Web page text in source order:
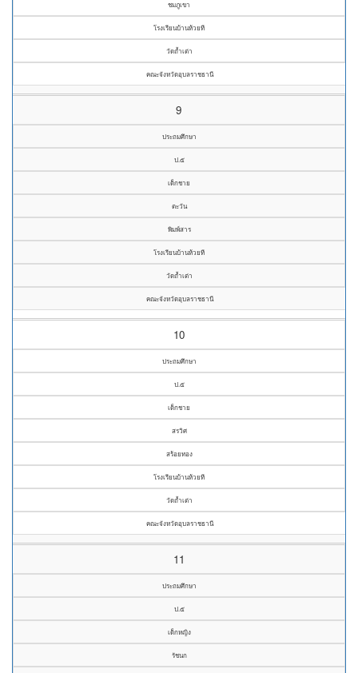
ชมภูเขา
โรงเรียนบ้านห้วยที
วัดถ้ำเต่า
คณะจังหวัดอุบลราชธานี
9
ประถมศึกษา
ป.๕
เด็กชาย
ตะวัน
พิมพ์สาร
โรงเรียนบ้านห้วยที
วัดถ้ำเต่า
คณะจังหวัดอุบลราชธานี
10
ประถมศึกษา
ป.๕
เด็กชาย
สรวิศ
สร้อยทอง
โรงเรียนบ้านห้วยที
วัดถ้ำเต่า
คณะจังหวัดอุบลราชธานี
11
ประถมศึกษา
ป.๕
เด็กหญิง
รัชนก